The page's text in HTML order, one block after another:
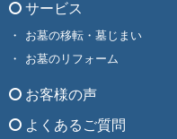
サービス
お墓の移転・墓じまい
お墓のリフォーム
お客様の声
よくあるご質問